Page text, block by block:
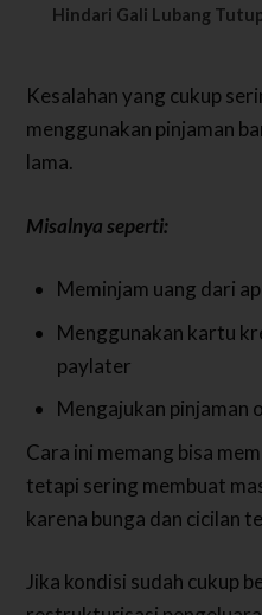
Hindari Gali Lubang
Kesalahan yang cukup
menggunakan pinjaman
lama.
Misalnya seperti:
Meminjam uang dari
Menggunakan kartu
paylater
Mengajukan pinjaman
Cara ini memang bisa
tetapi sering membuat
karena bunga dan cicilan
Jika kondisi sudah cukup